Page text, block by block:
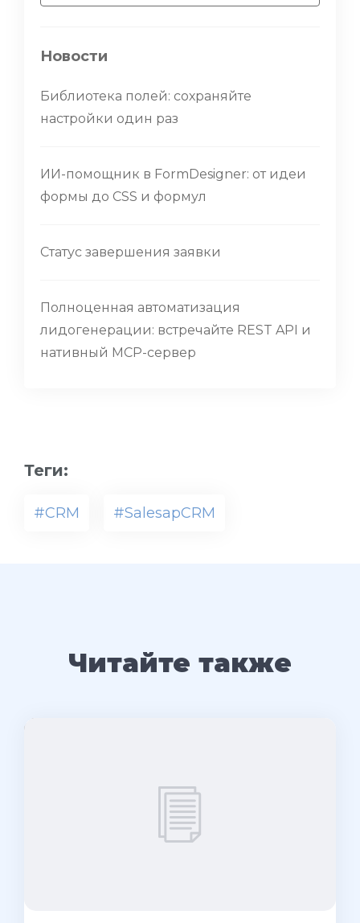
Новости
Библиотека полей: сохраняйте
настройки один раз
ИИ-помощник в FormDesigner: от идеи
формы до CSS и формул
Статус завершения заявки
Полноценная автоматизация
лидогенерации: встречайте REST API и
нативный MCP-сервер
Теги:
#CRM #SalesapCRM
Читайте также